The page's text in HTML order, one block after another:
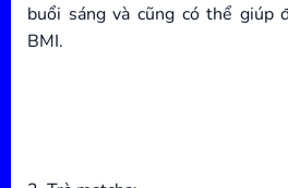
buổi sáng và cũng có thể giúp
BMI.